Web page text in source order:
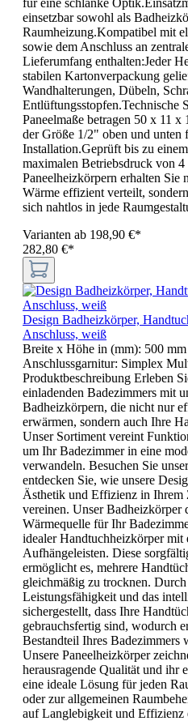
einsetzbar sowohl als
Raumheizung.Kompatibel mit
sowie dem Anschluss an
Lieferumfang enthalten:Jeder
stabilen Kartonverpackung
Wandhalterungen, Dübeln,
Entlüftungsstopfen.Technische
Paneelmaße betragen 50 x 11
der Größe 1/2" oben und unten
Installation.Geprüft bis zu
maximalen Betriebsdruck von 4
Paneelheizkörpern erhalten Sie
Wärme effizient verteilt,
sich nahtlos in jede
Varianten ab 198,90 €*
282,80 €*
Design Badheizkörper,
Anschluss, weiß
Breite x Höhe in (mm): 500
Anschlussgarnitur: Simplex
Produktbeschreibung Erleben
einladenden Badezimmers mit
Badheizkörpern, die nicht nur
erwärmen, sondern auch Ihre
Unser Sortiment vereint
um Ihr Badezimmer in eine
verwandeln. Besuchen Sie
entdecken Sie, wie unsere
Ästhetik und Effizienz in Ihrem
vereinen. Unser Badheizkörper
Wärmequelle für Ihr
idealer Handtuchheizkörper mit
Aufhängeleisten. Diese
ermöglicht es, mehrere
gleichmäßig zu trocknen. Durch
Leistungsfähigkeit und das
sichergestellt, dass Ihre
gebrauchsfertig sind, wodurch
Bestandteil Ihres Badezimmers
Unsere Paneelheizkörper
herausragende Qualität und ihr
eine ideale Lösung für jeden
oder zur allgemeinen
auf Langlebigkeit und Effizienz